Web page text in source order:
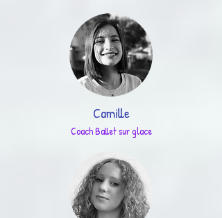
Camille
Coach Ballet sur glace